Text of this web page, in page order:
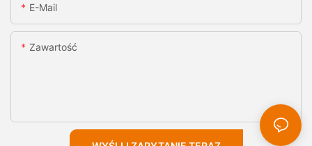
E-Mail
Zawartość